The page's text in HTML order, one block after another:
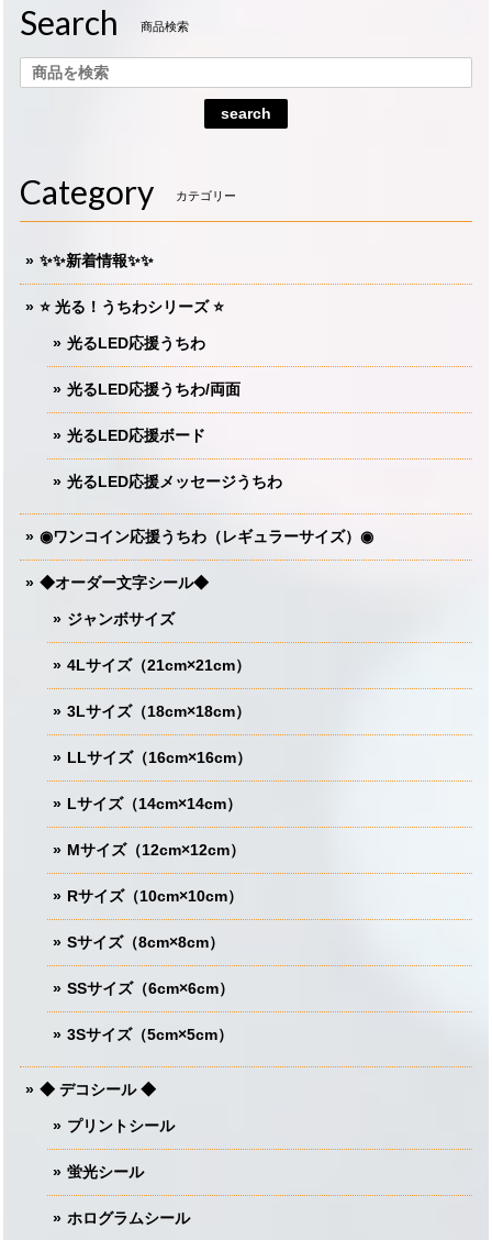
Search 商品検索
search
Category カテゴリー
✨✨新着情報✨✨
⭐️ 光る！うちわシリーズ ⭐️
光るLED応援うちわ
光るLED応援うちわ/両面
光るLED応援ボード
光るLED応援メッセージうちわ
◉ワンコイン応援うちわ（レギュラーサイズ）◉
◆オーダー文字シール◆
ジャンボサイズ
4Lサイズ（21cm×21cm）
3Lサイズ（18cm×18cm）
LLサイズ（16cm×16cm）
Lサイズ（14cm×14cm）
Mサイズ（12cm×12cm）
Rサイズ（10cm×10cm）
Sサイズ（8cm×8cm）
SSサイズ（6cm×6cm）
3Sサイズ（5cm×5cm）
◆ デコシール ◆
プリントシール
蛍光シール
ホログラムシール